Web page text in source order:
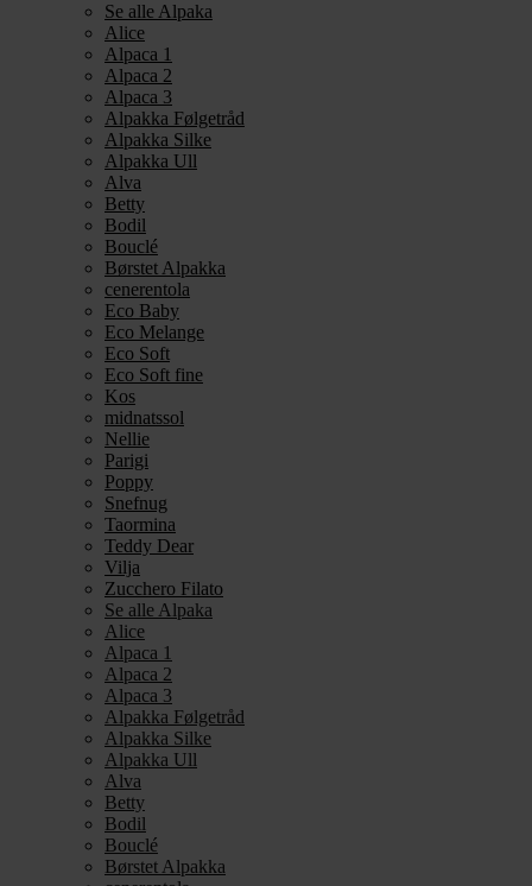
Se alle Alpaka
Alice
Alpaca 1
Alpaca 2
Alpaca 3
Alpakka Følgetråd
Alpakka Silke
Alpakka Ull
Alva
Betty
Bodil
Bouclé
Børstet Alpakka
cenerentola
Eco Baby
Eco Melange
Eco Soft
Eco Soft fine
Kos
midnatssol
Nellie
Parigi
Poppy
Snefnug
Taormina
Teddy Dear
Vilja
Zucchero Filato
Se alle Alpaka
Alice
Alpaca 1
Alpaca 2
Alpaca 3
Alpakka Følgetråd
Alpakka Silke
Alpakka Ull
Alva
Betty
Bodil
Bouclé
Børstet Alpakka